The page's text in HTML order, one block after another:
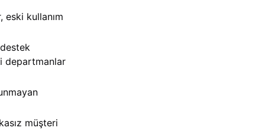
kullanım
departmanlar
müşteri